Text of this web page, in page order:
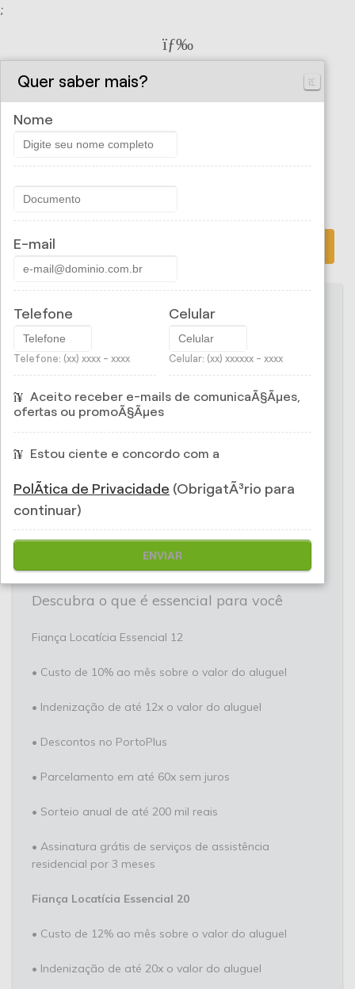
;
Cliente Porto Seguro
CONSULTAR APÃ³LICE
CRIVELIN FRANCO ADM
CORRETORA DE
SEGUROS - Seguro
Fiança Locatícia Comercial
O Fiança Locatícia Essencial é ideal para inquilinos e
proprietários que desejam praticidade na jornada de
Descubra o que é essencial para você
Fiança Locatícia Essencial 12
• Custo de 10% ao mês sobre o valor do aluguel
• Indenização de até 12x o valor do aluguel
• Descontos no PortoPlus
• Parcelamento em até 60x sem juros
• Sorteio anual de até 200 mil reais
• Assinatura grátis de serviços de assistência
residencial por 3 meses
Fiança Locatícia Essencial 20
• Custo de 12% ao mês sobre o valor do aluguel
• Indenização de até 20x o valor do aluguel
Quer saber mais?
Nome
E-mail
Telefone
Telefone: (xx) xxxx - xxxx
Celular
Celular: (xx) xxxxxx - xxxx
Aceito receber e-mails de comunicaÃ§Ãµes,
ofertas ou promoÃ§Ãµes
Estou ciente e concordo com a
PolÃ­tica de Privacidade (ObrigatÃ³rio para
continuar)
ENVIAR